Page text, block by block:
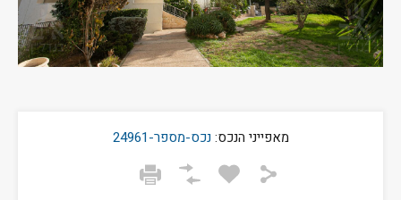
מאפייני הנכס:נכס-מספר-24961